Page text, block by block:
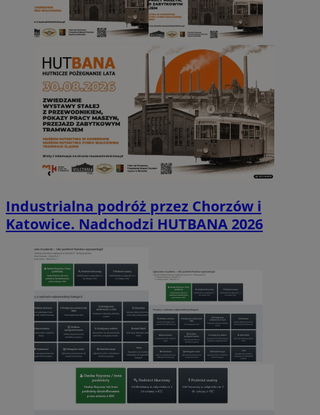
Industrialna podróż przez Chorzów i
Katowice. Nadchodzi HUTBANA 2026